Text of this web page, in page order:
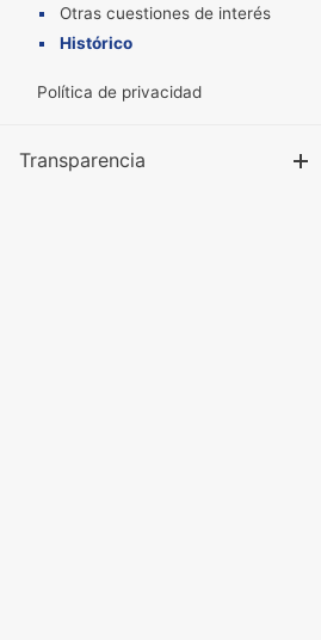
Otras cuestiones de interés
Histórico
Política de privacidad
Transparencia